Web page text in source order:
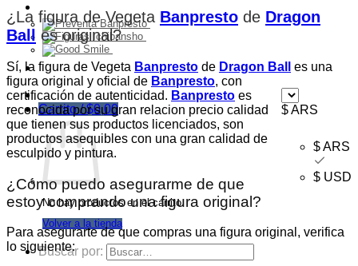
Ofertas
$ ARS
$ ARS
$ USD
Carrito /$0,00
No hay productos en el carrito.
Volver a la tienda
Buscar por:
¿La figura de Vegeta Banpresto de Dragon
Ball es original?
Sí, la figura de Vegeta Banpresto de Dragon Ball
es una
figura original y oficial de Banpresto, con
certificación de autenticidad. Banpresto es
reconocida por su gran relacion precio calidad
que tienen sus productos licenciados, son
productos asequibles con una gran calidad de
esculpido y pintura.
¿Cómo puedo asegurarme de que
estoy comprando una figura original?
Para asegurarte de que compras una figura original, verifica
lo siguiente: